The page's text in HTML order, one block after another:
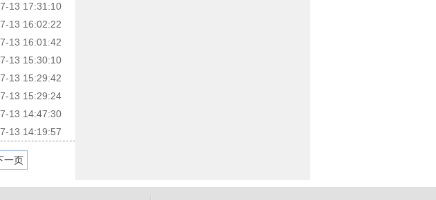
13 17:31:10
13 16:02:22
13 16:01:42
13 15:30:10
13 15:29:42
13 15:29:24
13 14:47:30
13 14:19:57
一页